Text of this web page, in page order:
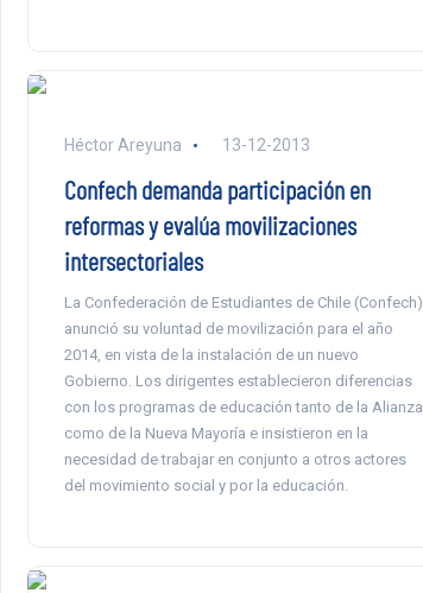
Héctor Areyuna 13-12-2013
Confech demanda participación en
reformas y evalúa movilizaciones
intersectoriales
La Confederación de Estudiantes de Chile (Confech)
anunció su voluntad de movilización para el año
2014, en vista de la instalación de un nuevo
Gobierno. Los dirigentes establecieron diferencias
con los programas de educación tanto de la Alianza
como de la Nueva Mayoría e insistieron en la
necesidad de trabajar en conjunto a otros actores
del movimiento social y por la educación.